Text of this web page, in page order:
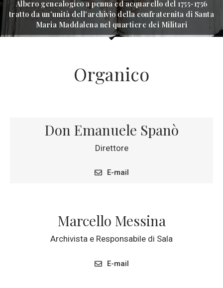
Albero genealogico a penna ed acquarello del 1755-1756
tratto da un'unità dell'archivio della confraternita di Santa
Maria Maddalena nel quartiere dei Militari
Organico
Don Emanuele Spanò
Direttore
E-mail
Marcello Messina
Archivista e Responsabile di Sala
E-mail